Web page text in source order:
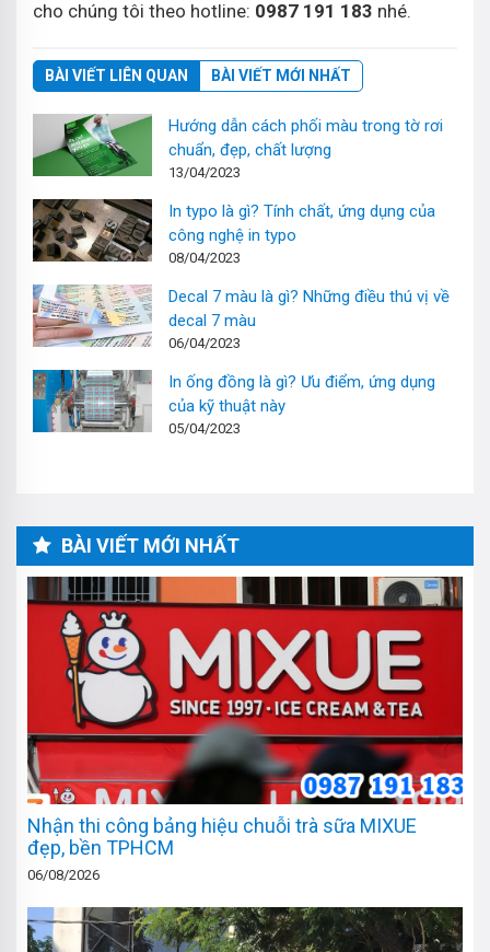
cho chúng tôi theo hotline: 0987 191 183 nhé.
BÀI VIẾT LIÊN QUAN BÀI VIẾT MỚI NHẤT
Hướng dẫn cách phối màu trong tờ rơi
chuẩn, đẹp, chất lượng
13/04/2023
In typo là gì? Tính chất, ứng dụng của
công nghệ in typo
08/04/2023
Decal 7 màu là gì? Những điều thú vị về
decal 7 màu
06/04/2023
In ống đồng là gì? Ưu điểm, ứng dụng
của kỹ thuật này
05/04/2023
BÀI VIẾT MỚI NHẤT
Nhận thi công bảng hiệu chuỗi trà sữa MIXUE
đẹp, bền TPHCM
06/08/2026